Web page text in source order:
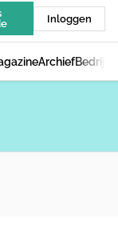
Inloggen
Archief